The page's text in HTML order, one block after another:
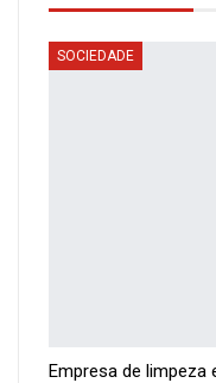
SOCIEDADE
Empresa de limpeza